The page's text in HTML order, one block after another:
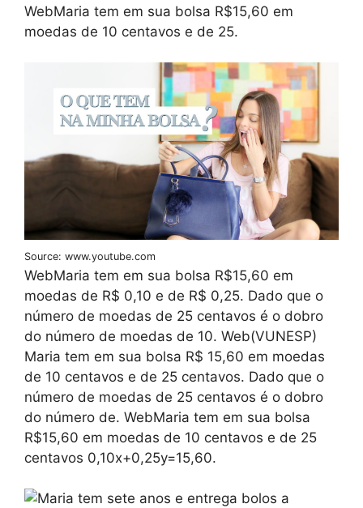
WebMaria tem em sua bolsa R$15,60 em
moedas de 10 centavos e de 25.
Source: www.youtube.com
WebMaria tem em sua bolsa R$15,60 em
moedas de R$ 0,10 e de R$ 0,25. Dado que o
número de moedas de 25 centavos é o dobro
do número de moedas de 10. Web(VUNESP)
Maria tem em sua bolsa R$ 15,60 em moedas
de 10 centavos e de 25 centavos. Dado que o
número de moedas de 25 centavos é o dobro
do número de. WebMaria tem em sua bolsa
R$15,60 em moedas de 10 centavos e de 25
centavos 0,10x+0,25y=15,60.